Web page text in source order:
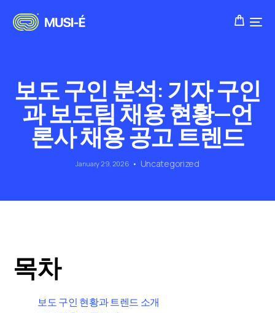
보도 구인 분석: 기자 구인
과 보도팀 채용 현황—언
론사 채용 공고 트렌드
January 29, 2026 Uncategorized
목차
보도 구인 현황과 트렌드 소개